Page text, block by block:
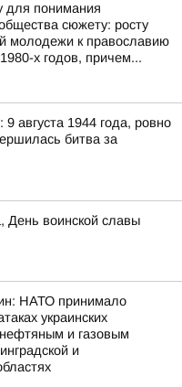
для понимания
сюжету: росту
молодежи к православию
х годов, причем...
августа 1944 года, ровно
битва за
День воинской славы
НАТО принимало
украинских
и газовым
и